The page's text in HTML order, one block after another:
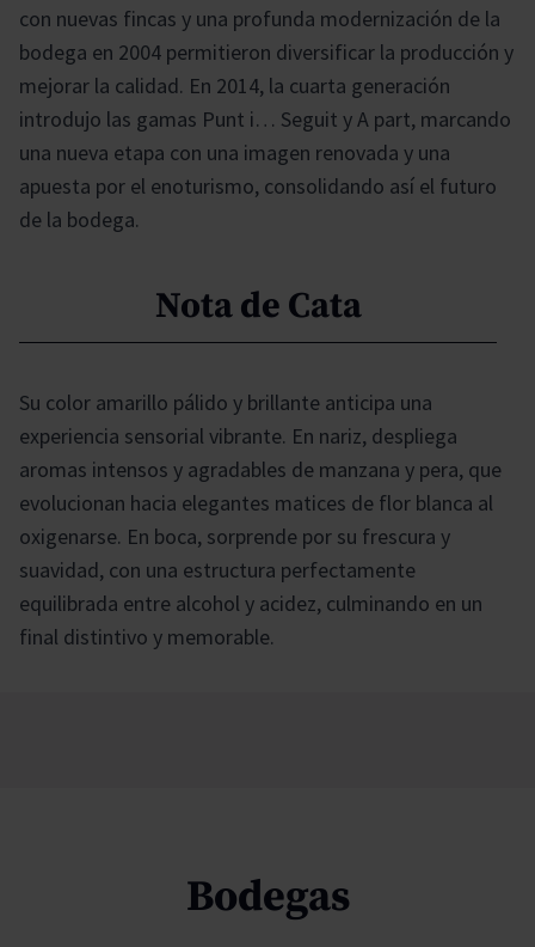
con nuevas fincas y una profunda modernización de la
bodega en 2004 permitieron diversificar la producción y
mejorar la calidad. En 2014, la cuarta generación
introdujo las gamas Punt i… Seguit y A part, marcando
una nueva etapa con una imagen renovada y una
apuesta por el enoturismo, consolidando así el futuro
de la bodega.
Nota de Cata
Su color amarillo pálido y brillante anticipa una
experiencia sensorial vibrante. En nariz, despliega
aromas intensos y agradables de manzana y pera, que
evolucionan hacia elegantes matices de flor blanca al
oxigenarse. En boca, sorprende por su frescura y
suavidad, con una estructura perfectamente
equilibrada entre alcohol y acidez, culminando en un
final distintivo y memorable.
Bodegas